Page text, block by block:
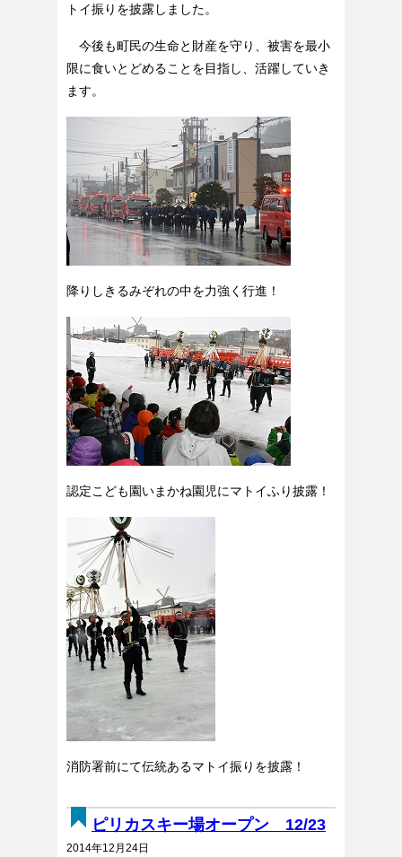
トイ振りを披露しました。
今後も町民の生命と財産を守り、被害を最小
限に食いとどめることを目指し、活躍していき
ます。
降りしきるみぞれの中を力強く行進！
認定こども園いまかね園児にマトイふり披露！
消防署前にて伝統あるマトイ振りを披露！
ピリカスキー場オープン 12/23
2014年12月24日